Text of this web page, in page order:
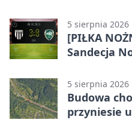
5 sierpnia 2026
[PIŁKA
Sandecja
5 sierpnia 2026
Budowa
przyniesie